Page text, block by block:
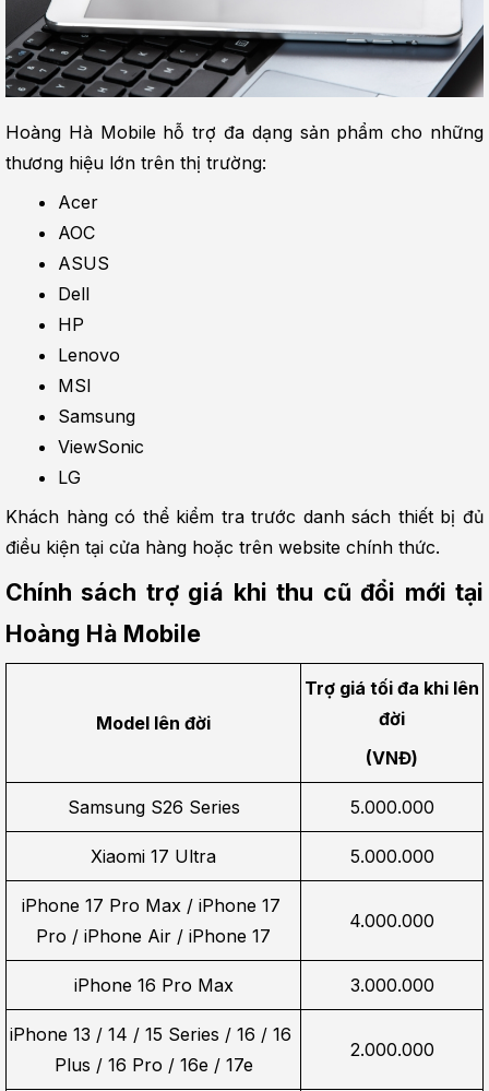
Hoàng Hà Mobile hỗ trợ đa dạng sản phẩm cho những
thương hiệu lớn trên thị trường:
Acer
AOC
ASUS
Dell
HP
Lenovo
MSI
Samsung
ViewSonic
LG
Khách hàng có thể kiểm tra trước danh sách thiết bị đủ
điều kiện tại cửa hàng hoặc trên website chính thức.
Chính sách trợ giá khi thu cũ đổi mới tại
Hoàng Hà Mobile
Model lên đời
Trợ giá tối đa khi lên
đời
(VNĐ)
Samsung S26 Series 5.000.000
Xiaomi 17 Ultra 5.000.000
iPhone 17 Pro Max / iPhone 17
Pro / iPhone Air / iPhone 17
4.000.000
iPhone 16 Pro Max 3.000.000
iPhone 13 / 14 / 15 Series / 16 / 16
Plus / 16 Pro / 16e / 17e
2.000.000